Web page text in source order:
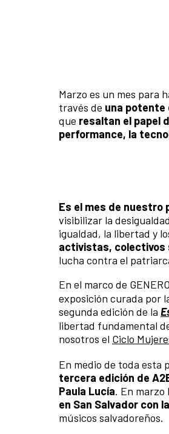
Marzo es un mes para
través de una potente
que resaltan el papel
performance, la
Es el mes de nuestro
visibilizar la
igualdad, la libertad y
activistas, colectivos
lucha contra el
En el marco de
exposición curada por
segunda edición de la
libertad fundamental
nosotros el Ciclo
En medio de toda esta
tercera edición de
Paula Lucía. En marzo
en San Salvador con
músicos salvadoreños.